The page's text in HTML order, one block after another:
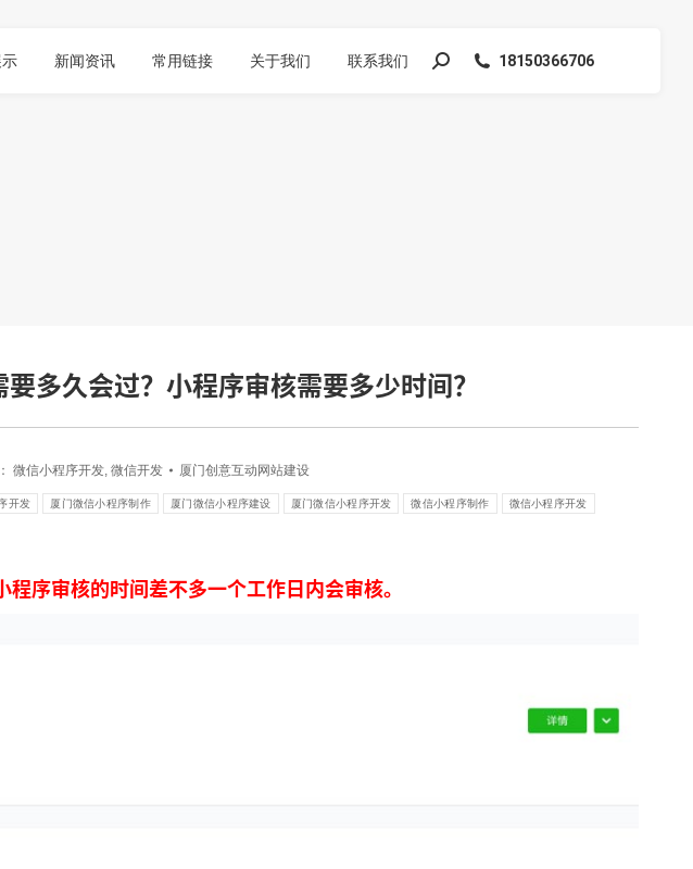
新闻资讯 常用链接 关于我们 联系我们
搜
18150366706
多久会过？小程序审核需要多少时间？
微信小程序开发, 微信开发 厦门创意互动网站建设
开发 厦门微信小程序制作 厦门微信小程序建设 厦门微信小程序开发 微信小程序制作 微信小程序开发
程序审核的时间差不多一个工作日内会审核。